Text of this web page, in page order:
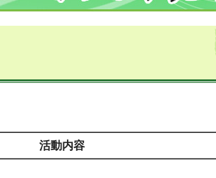
活動内容